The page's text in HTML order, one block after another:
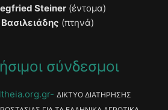
Steiner (έντομα)
Βασιλειάδης (πτηνά)
σύνδεσμοι
ΔΙΚΤΥΟ ΔΙΑΤΗΡΗΣΗΣ